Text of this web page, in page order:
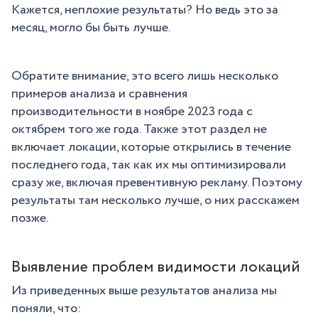
Кажется, неплохие результаты? Но ведь это за
месяц, могло бы быть лучше.
Обратите внимание, это всего лишь несколько
примеров анализа и сравнения
производительности в ноябре 2023 года с
октябрем того же года. Также этот раздел не
включает локации, которые открылись в течение
последнего года, так как их мы оптимизировали
сразу же, включая превентивную рекламу. Поэтому
результаты там несколько лучше, о них расскажем
позже.
Выявление проблем видимости локаций
Из приведенных выше результатов анализа мы
поняли, что: